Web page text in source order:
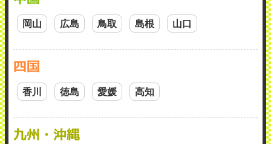
岡山 広島 鳥取 島根 山口
四国
香川 徳島 愛媛 高知
九州・沖縄